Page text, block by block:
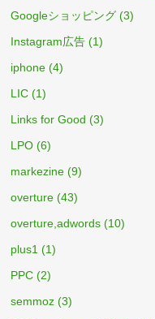
Googleショッピング (3)
Instagram広告 (1)
iphone (4)
LIC (1)
Links for Good (3)
LPO (6)
markezine (9)
overture (43)
overture,adwords (10)
plus1 (1)
PPC (2)
semmoz (3)